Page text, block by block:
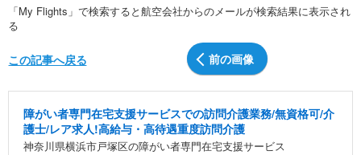
「My Flights」で検索すると航空会社からのメールが検索結果に表示され
る
前の画像
この記事へ戻る
障がい者専門在宅支援サービスでの訪問介護業務/無資格可/介
護士/レア求人!高給与・高待遇重度訪問介護
神奈川県横浜市戸塚区の障がい者専門在宅支援サービス